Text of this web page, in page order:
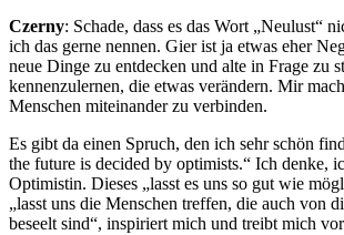
Czerny: Schade, dass es das Wort „Neulust“
ich das gerne nennen. Gier ist ja etwas eher
neue Dinge zu entdecken und alte in Frage zu
kennenzulernen, die etwas verändern. Mir
Menschen miteinander zu verbinden.
Es gibt da einen Spruch, den ich sehr schön
the future is decided by optimists.“ Ich denke,
Optimistin. Dieses „lasst es uns so gut wie
„lasst uns die Menschen treffen, die auch von
beseelt sind“, inspiriert mich und treibt mich